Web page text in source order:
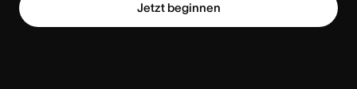
Jetzt beginnen